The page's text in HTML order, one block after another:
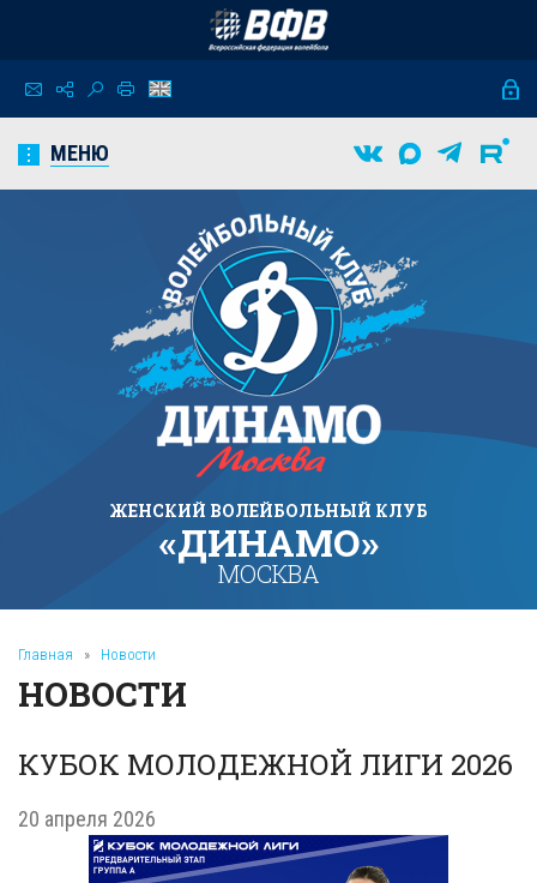
МЕНЮ
ЖЕНСКИЙ ВОЛЕЙБОЛЬНЫЙ КЛУБ
«ДИНАМО»
МОСКВА
Главная » Новости
НОВОСТИ
КУБОК МОЛОДЕЖНОЙ ЛИГИ 2026
20 апреля 2026